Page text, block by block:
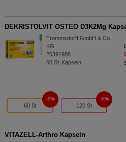
DEKRISTOLVIT OSTEO D3K2Mg
Trommsdorff GmbH & Co.
KG
20391988
60 St Kapseln
60 St
20%
120 St
20%
VITAZELL-Arthro Kapseln